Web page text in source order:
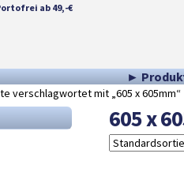
ab 49,-€
►
verschlagwortet mit „605 x 605mm“
605 x